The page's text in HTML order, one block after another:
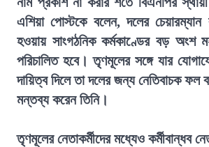
এশিয়া পোস্টকে বলেন, দলের চেয়ারম্যান
হওয়ায় সাংগঠনিক কর্মকাণ্ডের বড় অংশ
পরিচালিত হবে। তৃণমূলের সঙ্গে যার
দায়িত্ব দিলে তা দলের জন্য নেতিবাচক ফল
মন্তব্য করেন তিনি।
তৃণমূলের নেতাকর্মীদের মধ্যেও কর্মীবান্ধব